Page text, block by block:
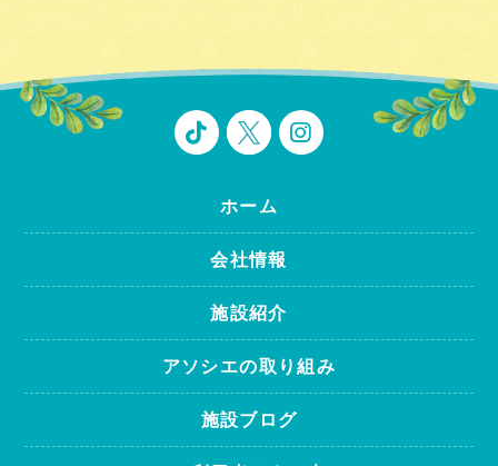
ホーム
会社情報
施設紹介
アソシエの取り組み
施設ブログ